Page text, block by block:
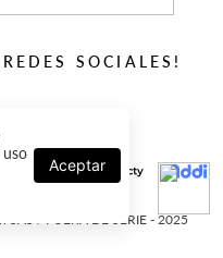
Aceptar
SOCIALES!
SAS / FUERA DE SERIE - 2025